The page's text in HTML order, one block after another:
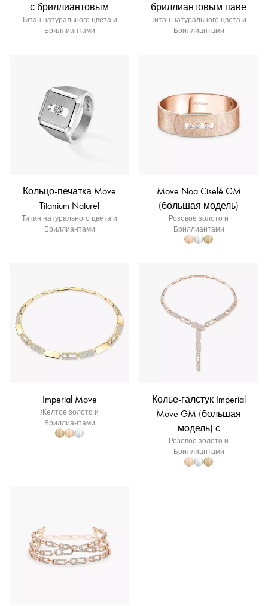
с бриллиантовым
паве
Титан натурального цвета и
Бриллиантами
бриллиантовым паве
Титан натурального цвета и
Бриллиантами
Кольцо-печатка Move
Titanium Naturel
Титан натурального цвета и
Бриллиантами
Move Noa Ciselé GM
(большая модель)
Розовое золото и
Бриллиантами
Imperial Move
Желтое золото и
Бриллиантами
Колье-галстук Imperial
Move GM (большая
модель) с
бриллиантовым паве
Розовое золото и
Бриллиантами